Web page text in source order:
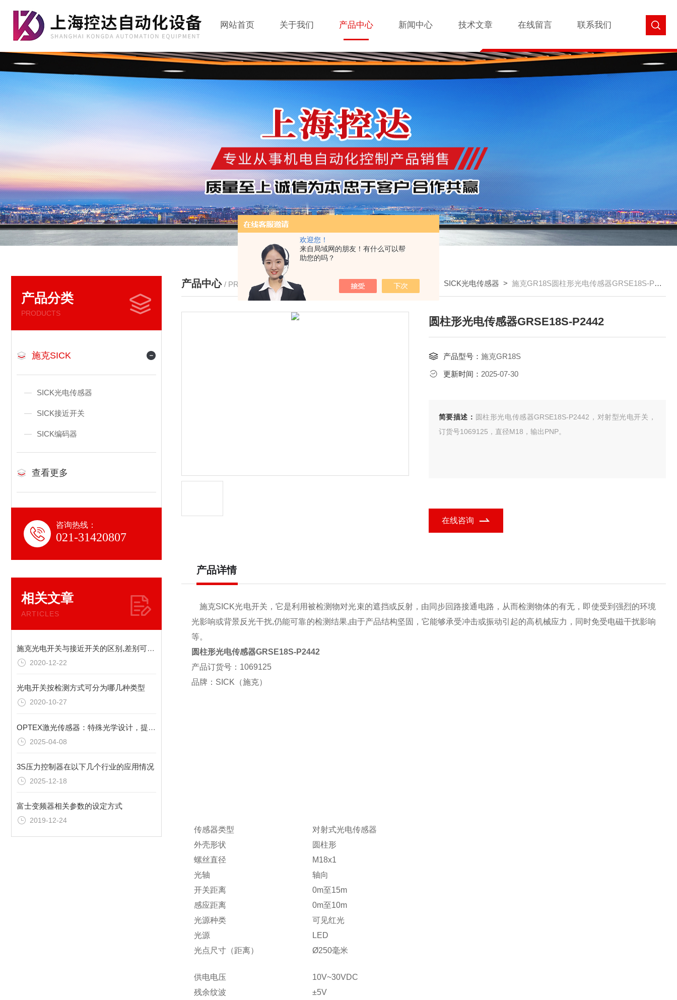
欢迎您！
来自局域网的朋友！有什么可以帮
助您的吗？
网站首页 关于我们 产品中心 新闻中心 技术文章 在线留言 联系我们
产品分类
PRODUCTS
施克SICK
SICK光电传感器
SICK接近开关
SICK编码器
查看更多
咨询热线：
021-31420807
相关文章
ARTICLES
施克光电开关与接近开关的区别,差别可不止一星半点
2020-12-22
光电开关按检测方式可分为哪几种类型
2020-10-27
OPTEX激光传感器：特殊光学设计，提升检测效能
2025-04-08
3S压力控制器在以下几个行业的应用情况
2025-12-18
富士变频器相关参数的设定方式
2019-12-24
产品中心 / PRODUCTS 我的位置： >产品中心 >施克SICK SICK光电传感器 >施克GR18S圆柱形光电传感器GRSE18S-P2442
圆柱形光电传感器GRSE18S-P2442
产品型号： 施克GR18S
更新时间： 2025-07-30
简要描述： 圆柱形光电传感器GRSE18S-P2442，对射型光电开关，
订货号1069125，直径M18，输出PNP。
在线咨询
产品详情
施克SICK光电开关，它是利用被检测物对光束的遮挡或反射，由同步回路接通电路，从而检测物体的有无，即使受到强烈的环境
光影响或背景反光干扰,仍能可靠的检测结果,由于产品结构坚固，它能够承受冲击或振动引起的高机械应力，同时免受电磁干扰影响
等。
圆柱形光电传感器GRSE18S-P2442
产品订货号：1069125
品牌：SICK（施克）
传感器类型
对射式光电传感器
外壳形状
圆柱形
螺丝直径
M18x1
光轴
轴向
开关距离
0m至15m
感应距离
0m至10m
光源种类
可见红光
光源
LED
光点尺寸（距离）
Ø250毫米
供电电压
10V~30VDC
残余纹波
±5V